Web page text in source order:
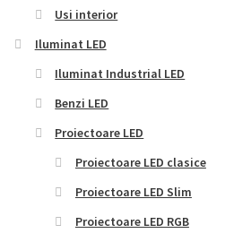
Usi interior
Iluminat LED
Iluminat Industrial LED
Benzi LED
Proiectoare LED
Proiectoare LED clasice
Proiectoare LED Slim
Proiectoare LED RGB